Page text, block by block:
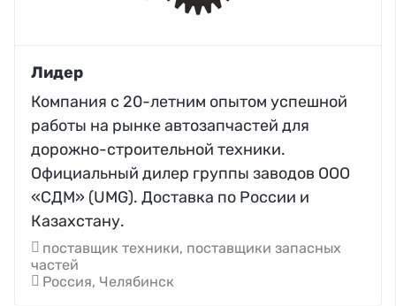
Лидер
Компания с 20-летним опытом успешной
работы на рынке автозапчастей для
дорожно-строительной техники.
Официальный дилер группы заводов ООО
«СДМ» (UMG). Доставка по России и
Казахстану.
поставщик техники, поставщики запасных
частей
Россия, Челябинск